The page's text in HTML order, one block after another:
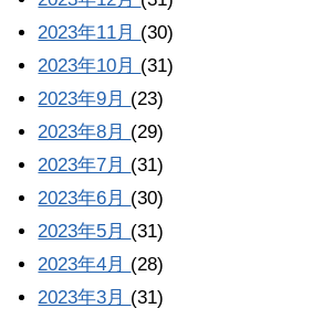
2023年11月 (30)
2023年10月 (31)
2023年9月 (23)
2023年8月 (29)
2023年7月 (31)
2023年6月 (30)
2023年5月 (31)
2023年4月 (28)
2023年3月 (31)